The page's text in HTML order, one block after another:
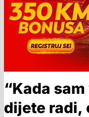
“Kada
dijete radi,